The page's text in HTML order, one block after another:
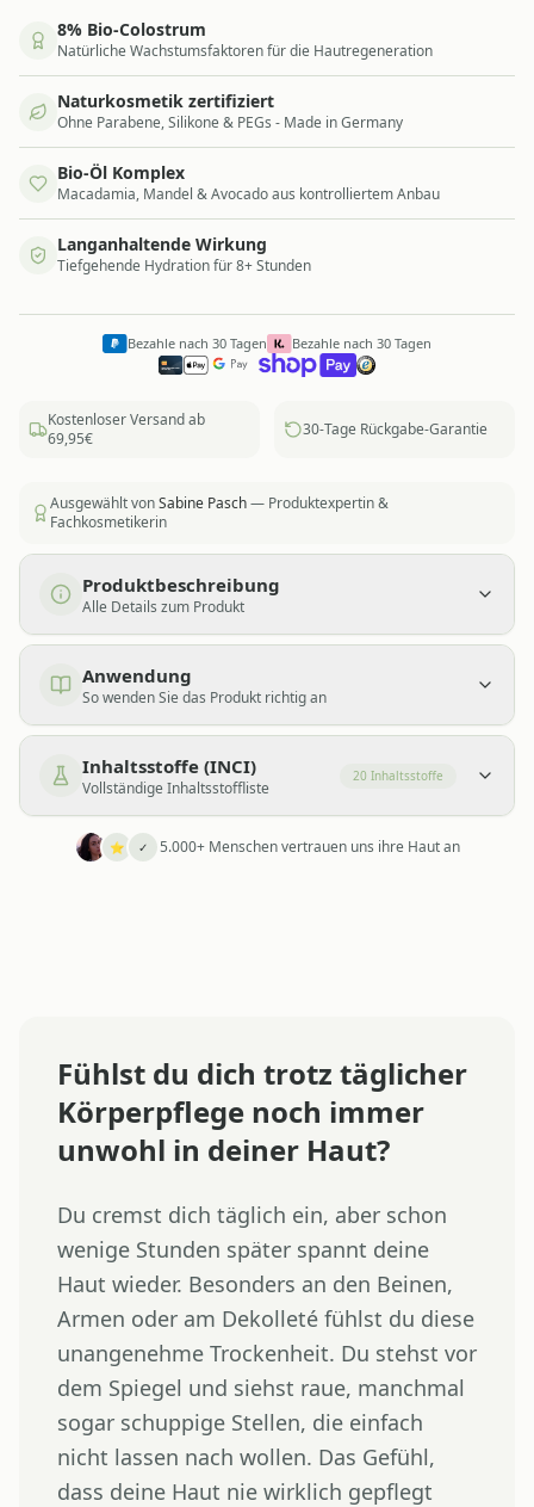
8% Bio-Colostrum
Natürliche Wachstumsfaktoren für die Hautregeneration
Naturkosmetik zertifiziert
Ohne Parabene, Silikone & PEGs - Made in Germany
Bio-Öl Komplex
Macadamia, Mandel & Avocado aus kontrolliertem Anbau
Langanhaltende Wirkung
Tiefgehende Hydration für 8+ Stunden
Bezahle nach 30 Tagen Bezahle nach 30 Tagen
Kostenloser Versand ab
69,95€
30-Tage Rückgabe-Garantie
Ausgewählt vonSabine Pasch— Produktexpertin &
Fachkosmetikerin
Produktbeschreibung
Alle Details zum Produkt
Anwendung
So wenden Sie das Produkt richtig an
Inhaltsstoffe (INCI)
Vollständige Inhaltsstoffliste
20 Inhaltsstoffe
⭐ ✓ 5.000+ Menschen vertrauen uns ihre Haut an
Fühlst du dich trotz täglicher
Körperpflege noch immer
unwohl in deiner Haut?
Du cremst dich täglich ein, aber schon
wenige Stunden später spannt deine
Haut wieder. Besonders an den Beinen,
Armen oder am Dekolleté fühlst du diese
unangenehme Trockenheit. Du stehst vor
dem Spiegel und siehst raue, manchmal
sogar schuppige Stellen, die einfach
nicht lassen nach wollen. Das Gefühl,
dass deine Haut nie wirklich gepflegt